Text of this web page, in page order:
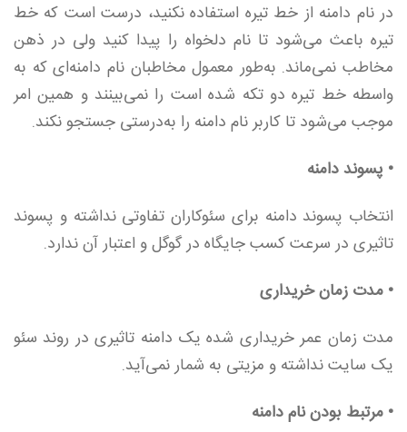
در نام دامنه از خط تیره استفاده نکنید، درست است که خط
تیره باعث می‌شود تا نام دلخواه را پیدا کنید ولی در ذهن
مخاطب نمی‌ماند. به‌طور معمول مخاطبان نام دامنه‌ای که به
واسطه خط تیره دو تکه شده است را نمی‌بینند و همین امر
موجب می‌شود تا کاربر نام دامنه را به‌درستی جستجو نکند.
• پسوند دامنه
انتخاب پسوند دامنه برای سئوکاران تفاوتی نداشته و پسوند
تاثیری در سرعت کسب جایگاه در گوگل و اعتبار آن ندارد.
• مدت زمان خریداری
مدت زمان عمر خریداری شده یک دامنه تاثیری در روند سئو
یک سایت نداشته و مزیتی به شمار نمی‌آید.
• مرتبط بودن نام دامنه